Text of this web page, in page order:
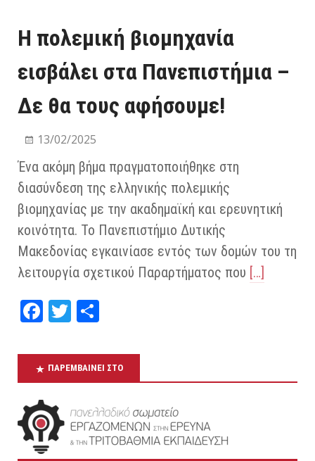
Η πολεμική βιομηχανία
εισβάλει στα Πανεπιστήμια –
Δε θα τους αφήσουμε!
13/02/2025
Ένα ακόμη βήμα πραγματοποιήθηκε στη
διασύνδεση της ελληνικής πολεμικής
βιομηχανίας με την ακαδημαϊκή και ερευνητική
κοινότητα. Το Πανεπιστήμιο Δυτικής
Μακεδονίας εγκαινίασε εντός των δομών του τη
λειτουργία σχετικού Παραρτήματος που […]
Fa
bo
ok
T
tt
er
ρα
στ
εί
τε
ΠΑΡΕΜΒΑΊΝΕΙ ΣΤΟ